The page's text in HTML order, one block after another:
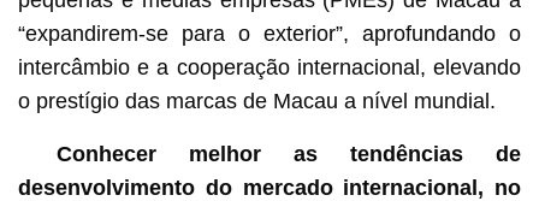
“expandirem-se para o exterior”, aprofundando o
intercâmbio e a cooperação internacional, elevando
o prestígio das marcas de Macau a nível mundial.
Conhecer melhor as tendências de
desenvolvimento do mercado internacional, no